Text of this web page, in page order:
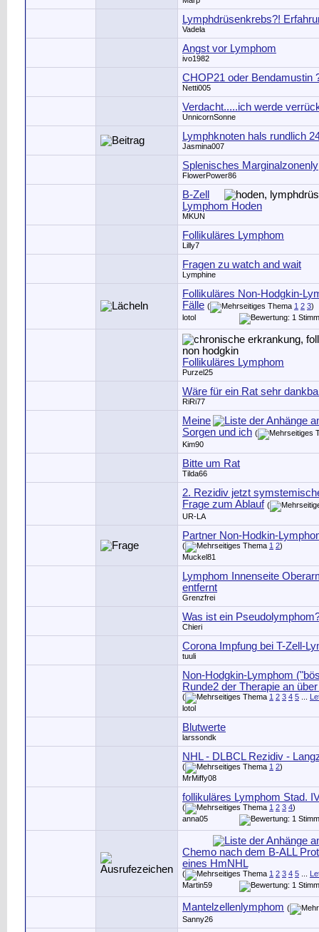
Lymphdrüsenkrebs?!
Vadela
Angst vor Lymphom
ivo1982
CHOP21 oder Bendamustin
Netti005
Verdacht.....ich werde
UnnicornSonne
Lymphknoten hals rundlich
Jasmina007
Splenisches
FlowerPower86
B-Zell
Lymphom Hoden
MKUN
Follikuläres Lymphom
Lilly7
Fragen zu watch and wait
Lymphine
Follikuläres Non-Hodgkin-
Fälle ( 1 2 3)
lotol
Follikuläres Lymphom
Purzel25
Wäre für ein Rat sehr
RiRi77
Meine
Sorgen und ich (
Kim90
Bitte um Rat
Tilda66
2. Rezidiv jetzt
Frage zum Ablauf (
UR-LA
Partner Non-Hodkin-
( 1 2)
Muckel81
Lymphom Innenseite
entfernt
Grenzfrei
Was ist ein
Chieri
Corona Impfung bei T-Zell-
tuuli
Non-Hodgkin-Lymphom
Runde2 der Therapie an
( 1 2 3 4 5
lotol
Blutwerte
larssondk
NHL - DLBCL Rezidiv -
( 1 2)
MrMiffy08
follikuläres Lymphom Stad.
( 1 2 3 4)
anna05
Chemo nach dem B-ALL
eines HmNHL
( 1 2 3 4 5
Martin59
Mantelzellenlymphom (
Sanny26